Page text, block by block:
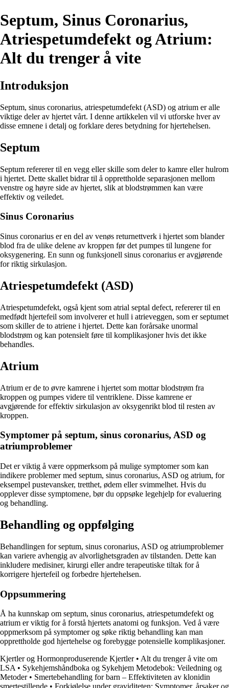
Septum, Sinus Coronarius,
Atriespetumdefekt og Atrium:
Alt du trenger å vite
Introduksjon
Septum, sinus coronarius, atriespetumdefekt (ASD) og atrium er alle
viktige deler av hjertet vårt. I denne artikkelen vil vi utforske hver av
disse emnene i detalj og forklare deres betydning for hjertehelsen.
Septum
Septum refererer til en vegg eller skille som deler to kamre eller hulrom
i hjertet. Dette skallet bidrar til å opprettholde separasjonen mellom
venstre og høyre side av hjertet, slik at blodstrømmen kan være
effektiv og veiledet.
Sinus Coronarius
Sinus coronarius er en del av venøs returnettverk i hjertet som blander
blod fra de ulike delene av kroppen før det pumpes til lungene for
oksygenering. En sunn og funksjonell sinus coronarius er avgjørende
for riktig sirkulasjon.
Atriespetumdefekt (ASD)
Atriespetumdefekt, også kjent som atrial septal defect, refererer til en
medfødt hjertefeil som involverer et hull i atrieveggen, som er septumet
som skiller de to atriene i hjertet. Dette kan forårsake unormal
blodstrøm og kan potensielt føre til komplikasjoner hvis det ikke
behandles.
Atrium
Atrium er de to øvre kamrene i hjertet som mottar blodstrøm fra
kroppen og pumpes videre til ventriklene. Disse kamrene er
avgjørende for effektiv sirkulasjon av oksygenrikt blod til resten av
kroppen.
Symptomer på septum, sinus coronarius, ASD og
atriumproblemer
Det er viktig å være oppmerksom på mulige symptomer som kan
indikere problemer med septum, sinus coronarius, ASD og atrium, for
eksempel pustevansker, tretthet, ødem eller svimmelhet. Hvis du
opplever disse symptomene, bør du oppsøke legehjelp for evaluering
og behandling.
Behandling og oppfølging
Behandlingen for septum, sinus coronarius, ASD og atriumproblemer
kan variere avhengig av alvorlighetsgraden av tilstanden. Dette kan
inkludere medisiner, kirurgi eller andre terapeutiske tiltak for å
korrigere hjertefeil og forbedre hjertehelsen.
Oppsummering
Å ha kunnskap om septum, sinus coronarius, atriespetumdefekt og
atrium er viktig for å forstå hjertets anatomi og funksjon. Ved å være
oppmerksom på symptomer og søke riktig behandling kan man
opprettholde god hjertehelse og forebygge potensielle komplikasjoner.
Kjertler og Hormonproduserende Kjertler• Alt du trenger å vite om
LSA • Sykehjemshåndboka og Sykehjem Metodebok: Veiledning og
Metoder• Smertebehandling for barn – Effektiviteten av klonidin